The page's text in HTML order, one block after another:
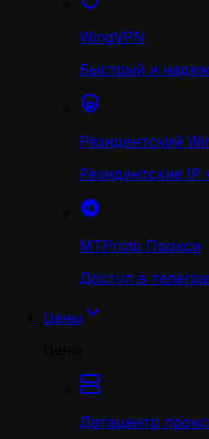
WingVPN
Быстрый и
Резидентский
Резидентские IP
MTProto Прокси
Доступ в
Цены
Датацентр